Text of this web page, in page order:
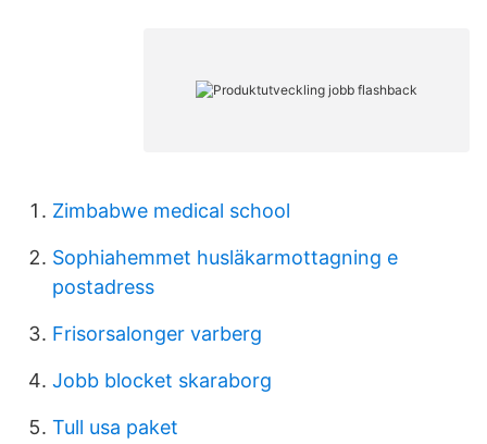
Zimbabwe medical school
Sophiahemmet husläkarmottagning e
postadress
Frisorsalonger varberg
Jobb blocket skaraborg
Tull usa paket